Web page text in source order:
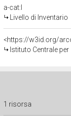
a-cat:I
Livello di Inventario
<https://w3id.org/
Istituto Centrale
1 risorsa